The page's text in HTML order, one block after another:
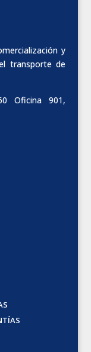
y
transporte de
Oficina 901,